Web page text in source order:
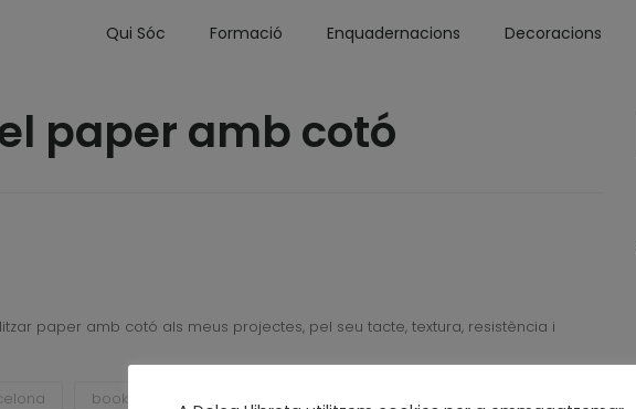
Qui Sóc Formació Enquadernacions Decoracions
paper amb cotó
paper amb cotó als meus projectes, pel seu tacte, textura, resistència i
bookbinding